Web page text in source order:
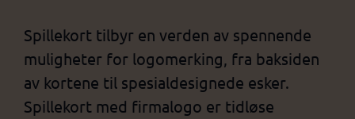
Spillekort tilbyr en verden av spennende
muligheter for logomerking, fra baksiden
av kortene til spesialdesignede esker.
Spillekort med firmalogo er tidløse